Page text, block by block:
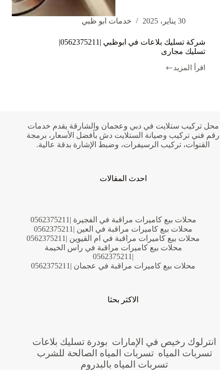
30 يناير، 2025 خدمات ابو ظبي
شركة تسليك بلاعات في ابوظبي |0562375211|
تسليك مجارى
اقرأ المزيد
شركة
تسليك
مجارى
محل تركيب ستلايت في دبي وعجمان والشارقة يقدم خدمات
رقم فني تركيب وصيانة الستلايت دش بأفضل الأسعار، برمجة
القنوات، تركيب الرسيفرات، وضبط الإشارة بدقة عالية.
احدث المقالات
محلات بيع كاميرات مراقبة في الفجيرة |0562375211
محلات بيع كاميرات مراقبة في العين |0562375211
محلات بيع كاميرات مراقبة في ام القيوين |0562375211
محلات بيع كاميرات مراقبة في راس الخيمة
|0562375211
محلات بيع كاميرات مراقبة في عجمان |0562375211
الاكثر بحثا
انترلوك رخيص في الإمارات بودرة تسليك بلاعات
تسربات المياه تسربات المياه الصالحة للشرب
تسربات المياه بالبدروم